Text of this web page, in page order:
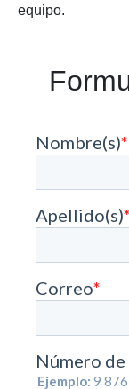
equipo.